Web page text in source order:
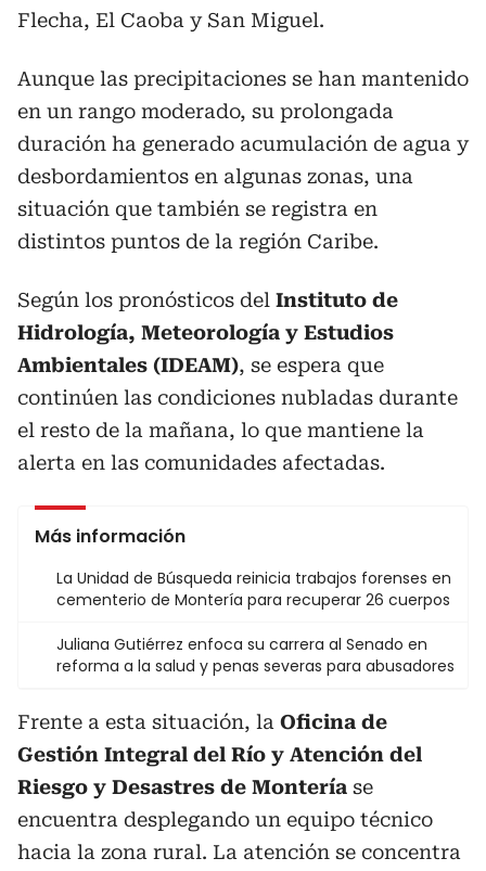
Flecha, El Caoba y San Miguel.
Aunque las precipitaciones se han mantenido
en un rango moderado, su prolongada
duración ha generado acumulación de agua y
desbordamientos en algunas zonas, una
situación que también se registra en
distintos puntos de la región Caribe.
Según los pronósticos del Instituto de
Hidrología, Meteorología y Estudios
Ambientales (IDEAM), se espera que
continúen las condiciones nubladas durante
el resto de la mañana, lo que mantiene la
alerta en las comunidades afectadas.
Más información
La Unidad de Búsqueda reinicia trabajos forenses en
cementerio de Montería para recuperar 26 cuerpos
Juliana Gutiérrez enfoca su carrera al Senado en
reforma a la salud y penas severas para abusadores
Frente a esta situación, la Oficina de
Gestión Integral del Río y Atención del
Riesgo y Desastres de Montería se
encuentra desplegando un equipo técnico
hacia la zona rural. La atención se concentra